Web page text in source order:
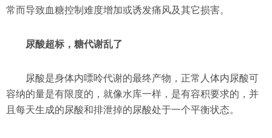
常而导致血糖控制难度增加或诱发痛风及其它损害。
尿酸超标，糖代谢乱了
尿酸是身体内嘌呤代谢的最终产物，正常人体内尿酸可
容纳的量是有限度的，就像水库一样，是有容积要求的，并
且每天生成的尿酸和排泄掉的尿酸处于一个平衡状态。